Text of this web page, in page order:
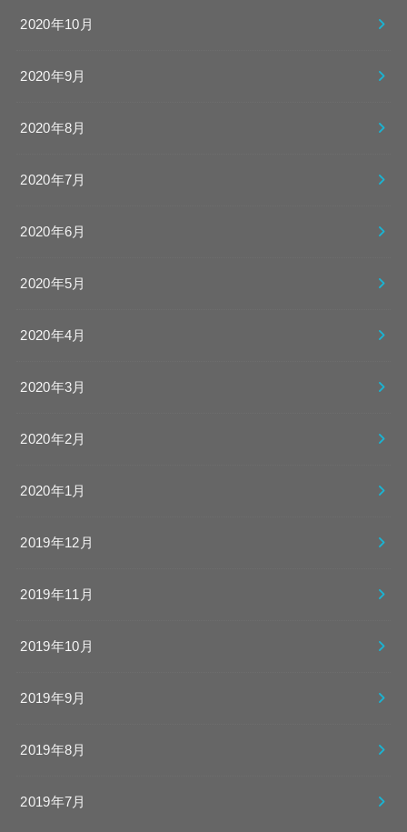
2020年10月
2020年9月
2020年8月
2020年7月
2020年6月
2020年5月
2020年4月
2020年3月
2020年2月
2020年1月
2019年12月
2019年11月
2019年10月
2019年9月
2019年8月
2019年7月